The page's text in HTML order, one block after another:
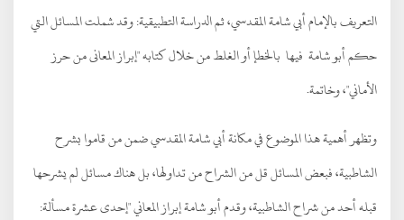
التعريف بالإمام أبي شامة المقدسي، ثم الدراسة التطبيقية: وقد شملت المسائل التي
حكم أبو شامة فيها بالخطإ أو الغلط من خلال كتابه "إبراز المعانى من حرز
الأماني"، وخاتمة.
وتظهر أهمية هذا الموضوع في مكانة أبي شامة المقدسي ضمن من قاموا بشرح
الشاطبية، فبعض المسائل قل من الشراح من تداولها، بل هناك مسائل لم يشرحها
قبله أحد من شراح الشاطبية، وقدم أبو شامة إبراز المعاني "إحدى عشرة مسألة: